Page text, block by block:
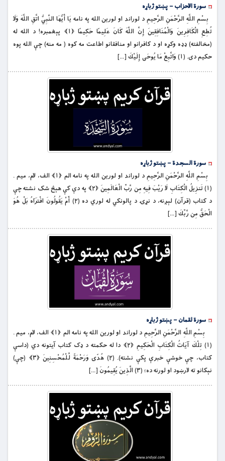
سورة الاحزاب – پښتو ژباړه
بِسْمِ اللَّهِ الرَّحْمَنِ الرَّحِيمِ د لوراند او لورين الله په نامه يَا أَيُّهَا النَّبِيُّ اتَّقِ اللَّهَ وَلَا
تُطِعِ الْكَافِرِينَ وَالْمُنَافِقِينَ إِنَّ اللَّهَ كَانَ عَلِيمًا حَكِيمًا ﴿۱﴾ پېغمبره! د الله له
(مخالفته) ډډه وكړه او د كافرانو او منافقانو اطاعت مه کوه ( مه منه) چې الله پوه
حكيم دى. (۱) وَاتَّبِعْ مَا يُوحَى إِلَيْكَ […]
سورة السجدة – پښتو ژباړه
بِسْمِ اللَّهِ الرَّحْمَنِ الرَّحِيمِ د لوراند او لورين الله په نامه الم ﴿۱﴾ الف، لام، ميم .
(۱) تَنزِيلُ الْكِتَابِ لَا رَيْبَ فِيهِ مِن رَّبِّ الْعَالَمِينَ ﴿۲﴾ په دې کې هېڅ شک نشته چې
د كتاب (قرآن) لېږنه، د نړۍ د پالونکي له لوري ده (۲) أَمْ يَقُولُونَ افْتَرَاهُ بَلْ هُوَ
الْحَقُّ مِن رَّبِّكَ […]
سورة لقمان – پښتو ژباړه
بِسْمِ اللَّهِ الرَّحْمَنِ الرَّحِيمِ د لوراند او لورين الله په نامه الم ﴿۱﴾ الف، لام، ميم .
(۱) تِلْكَ آيَاتُ الْكِتَابِ الْحَكِيمِ ﴿۲﴾ دا له حکمته د ډک کتاب آيتونه دي (داسې
کتاب، چې خوشې خبرې پکې نشته). (۲) هُدًى وَرَحْمَةً لِّلْمُحْسِنِينَ ﴿۳﴾ (چې)
نېكانو ته لارښود او لورنه ده؛ (۳) الَّذِينَ يُقِيمُونَ […]